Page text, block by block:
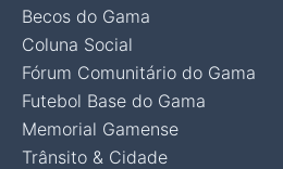
Becos do Gama
Coluna Social
Fórum Comunitário do Gama
Futebol Base do Gama
Memorial Gamense
Trânsito & Cidade